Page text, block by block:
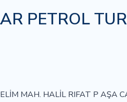
PETROL
MAH. HALİL RIFAT P AŞA